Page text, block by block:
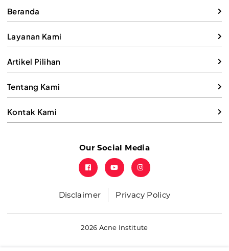
Beranda
Layanan Kami
Artikel Pilihan
Tentang Kami
Kontak Kami
Our Social Media
Disclaimer Privacy Policy
2026 Acne Institute